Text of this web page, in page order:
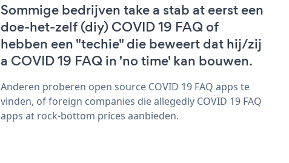
Sommige bedrijven take a stab at eerst een
doe-het-zelf (diy) COVID 19 FAQ of
hebben een "techie" die beweert dat hij/zij
a COVID 19 FAQ in 'no time' kan bouwen.
Anderen proberen open source COVID 19 FAQ apps te
vinden, of foreign companies die allegedly COVID 19 FAQ
apps at rock-bottom prices aanbieden.